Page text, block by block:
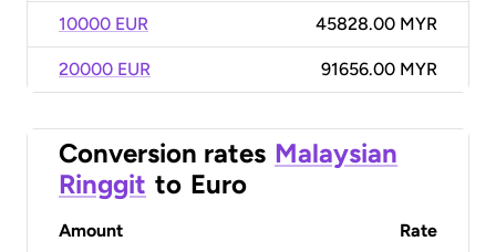
10000 EUR 45828.00 MYR
20000 EUR 91656.00 MYR
Conversion rates Malaysian
Ringgit to Euro
Amount Rate